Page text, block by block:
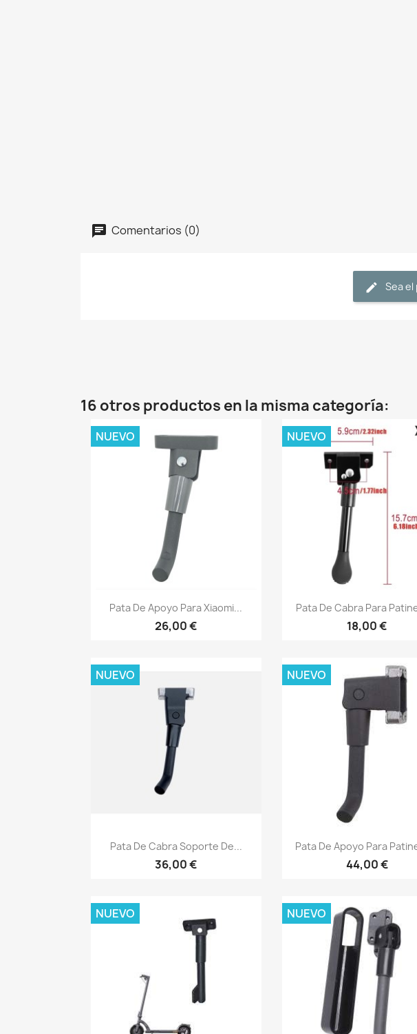
Comentarios (0)
Sea
16 otros productos en la misma categoría:
Vista rápida
Pata De Apoyo Para Xiaomi...
26,00 €
NUEVO
Vista rápida
Pata De Cabra Para
18,00 €
NUEVO
Vista rápida
Pata De Cabra Soporte De...
36,00 €
NUEVO
Vista rápida
Pata De Apoyo Para
44,00 €
NUEVO
NUEVO NUEVO